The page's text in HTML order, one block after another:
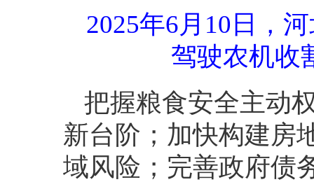
2025年6月10日，
驾驶农机收
把握粮食安全主动
新台阶；加快构建房
域风险；完善政府债